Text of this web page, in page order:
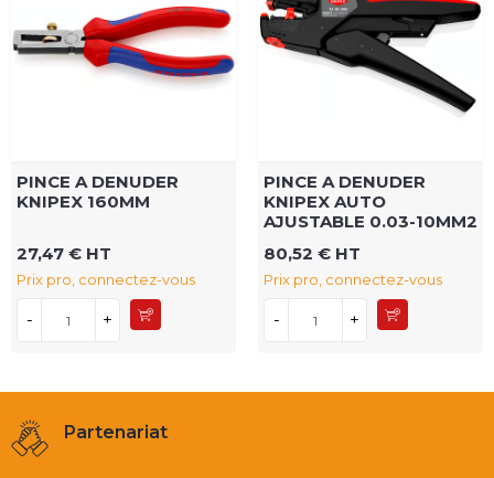
PINCE A DENUDER
KNIPEX 160MM
27,47 € HT
Prix pro, connectez-vous
- +
PINCE A DENUDER
KNIPEX AUTO
AJUSTABLE 0.03-10MM2
80,52 € HT
Prix pro, connectez-vous
- +
Partenariat